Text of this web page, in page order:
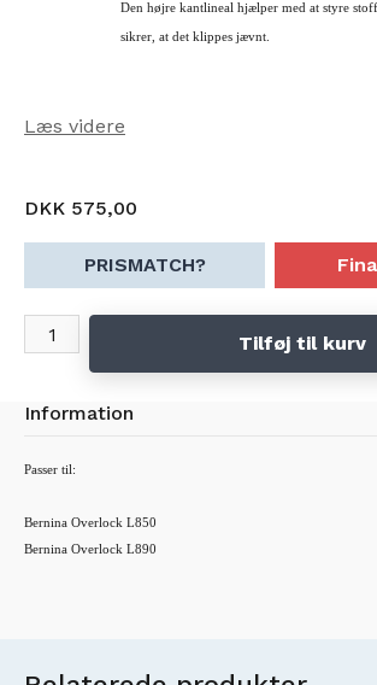
Den højre kantlineal hjælper med at styre
sikrer, at det klippes jævnt.
Læs videre
DKK 575,00
PRISMATCH?
Tilføj til kurv
Information
Passer til:
Bernina Overlock L850
Bernina Overlock L890